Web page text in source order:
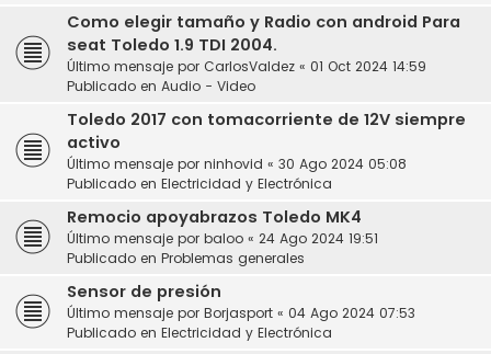
Como elegir tamaño y Radio con android Para
seat Toledo 1.9 TDI 2004.
Último mensaje por CarlosValdez « 01 Oct 2024 14:59
Publicado en Audio - Video
Toledo 2017 con tomacorriente de 12V siempre
activo
Último mensaje por ninhovid « 30 Ago 2024 05:08
Publicado en Electricidad y Electrónica
Remocio apoyabrazos Toledo MK4
Último mensaje por baloo « 24 Ago 2024 19:51
Publicado en Problemas generales
Sensor de presión
Último mensaje por Borjasport « 04 Ago 2024 07:53
Publicado en Electricidad y Electrónica